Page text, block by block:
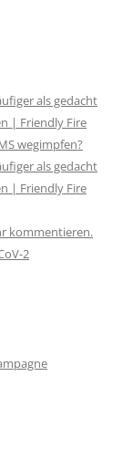
als gedacht
| Friendly Fire
wegimpfen?
als gedacht
| Friendly Fire
kommentieren.
2